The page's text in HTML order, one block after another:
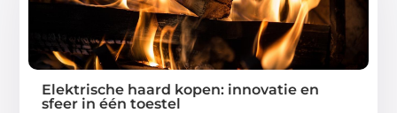
Elektrische haard kopen: innovatie en
sfeer in één toestel